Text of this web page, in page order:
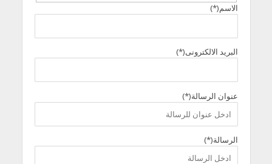
الاسم(*)
البريد الالكترونى(*)
عنوان الرسالة(*)
الرسالة(*)